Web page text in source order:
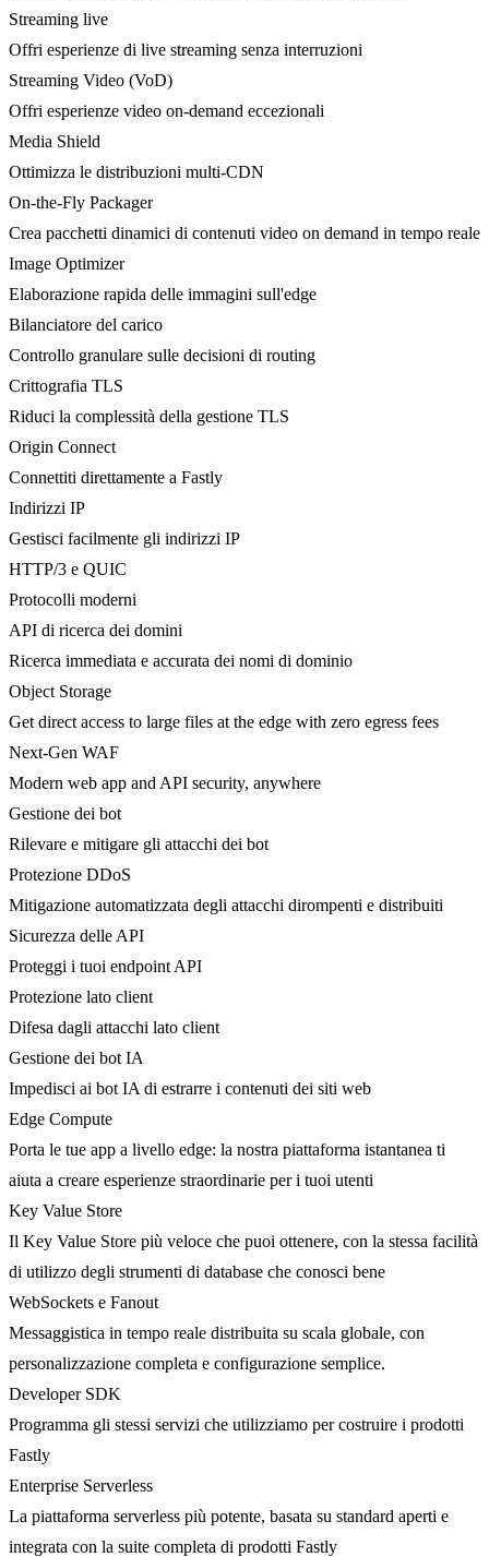
Streaming live
Offri esperienze di live streaming senza interruzioni
Streaming Video (VoD)
Offri esperienze video on-demand eccezionali
Media Shield
Ottimizza le distribuzioni multi-CDN
On-the-Fly Packager
Crea pacchetti dinamici di contenuti video on demand in tempo reale
Image Optimizer
Elaborazione rapida delle immagini sull'edge
Bilanciatore del carico
Controllo granulare sulle decisioni di routing
Crittografia TLS
Riduci la complessità della gestione TLS
Origin Connect
Connettiti direttamente a Fastly
Indirizzi IP
Gestisci facilmente gli indirizzi IP
HTTP/3 e QUIC
Protocolli moderni
API di ricerca dei domini
Ricerca immediata e accurata dei nomi di dominio
Object Storage
Get direct access to large files at the edge with zero egress fees
Next-Gen WAF
Modern web app and API security, anywhere
Gestione dei bot
Rilevare e mitigare gli attacchi dei bot
Protezione DDoS
Mitigazione automatizzata degli attacchi dirompenti e distribuiti
Sicurezza delle API
Proteggi i tuoi endpoint API
Protezione lato client
Difesa dagli attacchi lato client
Gestione dei bot IA
Impedisci ai bot IA di estrarre i contenuti dei siti web
Edge Compute
Porta le tue app a livello edge: la nostra piattaforma istantanea ti
aiuta a creare esperienze straordinarie per i tuoi utenti
Key Value Store
Il Key Value Store più veloce che puoi ottenere, con la stessa facilità
di utilizzo degli strumenti di database che conosci bene
WebSockets e Fanout
Messaggistica in tempo reale distribuita su scala globale, con
personalizzazione completa e configurazione semplice.
Developer SDK
Programma gli stessi servizi che utilizziamo per costruire i prodotti
Fastly
Enterprise Serverless
La piattaforma serverless più potente, basata su standard aperti e
integrata con la suite completa di prodotti Fastly